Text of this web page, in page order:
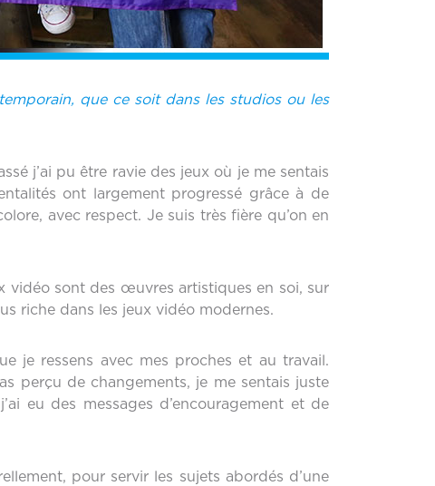
que ce soit dans les studios ou les
j’ai pu être ravie des jeux où je me sentais
ont largement progressé grâce à de
avec respect. Je suis très fière qu’on en
vidéo sont des œuvres artistiques en soi, sur
riche dans les jeux vidéo modernes.
je ressens avec mes proches et au travail.
perçu de changements, je me sentais juste
eu des messages d’encouragement et de
pour servir les sujets abordés d’une